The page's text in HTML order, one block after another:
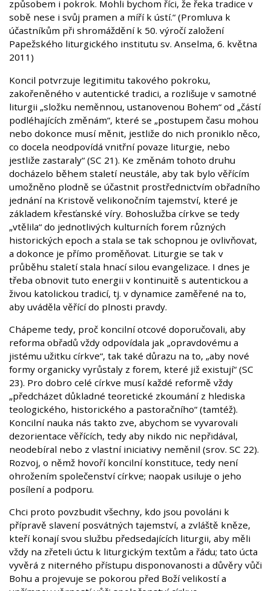
způsobem i pokrok. Mohli bychom říci, že řeka tradice v
sobě nese i svůj pramen a míří k ústí.“ (Promluva k
účastníkům při shromáždění k 50. výročí založení
Papežského liturgického institutu sv. Anselma, 6. května
2011)
Koncil potvrzuje legitimitu takového pokroku,
zakořeněného v autentické tradici, a rozlišuje v samotné
liturgii „složku neměnnou, ustanovenou Bohem“ od „částí
podléhajících změnám“, které se „postupem času mohou
nebo dokonce musí měnit, jestliže do nich proniklo něco,
co docela neodpovídá vnitřní povaze liturgie, nebo
jestliže zastaraly“ (SC 21). Ke změnám tohoto druhu
docházelo během staletí neustále, aby tak bylo věřícím
umožněno plodně se účastnit prostřednictvím obřadního
jednání na Kristově velikonočním tajemství, které je
základem křesťanské víry. Bohoslužba církve se tedy
„vtělila“ do jednotlivých kulturních forem různých
historických epoch a stala se tak schopnou je ovlivňovat,
a dokonce je přímo proměňovat. Liturgie se tak v
průběhu staletí stala hnací silou evangelizace. I dnes je
třeba obnovit tuto energii v kontinuitě s autentickou a
živou katolickou tradicí, tj. v dynamice zaměřené na to,
aby uváděla věřící do plnosti pravdy.
Chápeme tedy, proč koncilní otcové doporučovali, aby
reforma obřadů vždy odpovídala jak „opravdovému a
jistému užitku církve“, tak také důrazu na to, „aby nové
formy organicky vyrůstaly z forem, které již existují“ (SC
23). Pro dobro celé církve musí každé reformě vždy
„předcházet důkladné teoretické zkoumání z hlediska
teologického, historického a pastoračního“ (tamtéž).
Koncilní nauka nás takto zve, abychom se vyvarovali
dezorientace věřících, tedy aby nikdo nic nepřidával,
neodebíral nebo z vlastní iniciativy neměnil (srov. SC 22).
Rozvoj, o němž hovoří koncilní konstituce, tedy není
ohrožením společenství církve; naopak usiluje o jeho
posílení a podporu.
Chci proto povzbudit všechny, kdo jsou povoláni k
přípravě slavení posvátných tajemství, a zvláště kněze,
kteří konají svou službu předsedajících liturgii, aby měli
vždy na zřeteli úctu k liturgickým textům a řádu; tato úcta
vyvěrá z niterného přístupu disponovanosti a důvěry vůči
Bohu a projevuje se pokorou před Boží velikostí a